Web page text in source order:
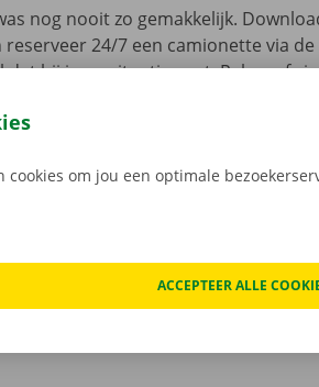
nog nooit zo gemakkelijk.
24/7 een camionette via
bij jouw situatie past. Reken af
cookies om jou een optimale
ACCEPTEER ALLE